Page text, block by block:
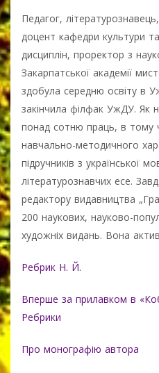
Педагог,
доцент кафедри культури
дисциплін, проректор з
Закарпатської академії
здобула середню освіту в
закінчила філфак УжДУ. Як
понад сотню праць, в тому
навчально-методичного
підручників з української
літературознавчих есе.
редактору видавництва
200 наукових, науково-
художніх видань. Вона
Ребрик Н. Й.
Вперше за прилавком в
Ребрики
Про монографію автора